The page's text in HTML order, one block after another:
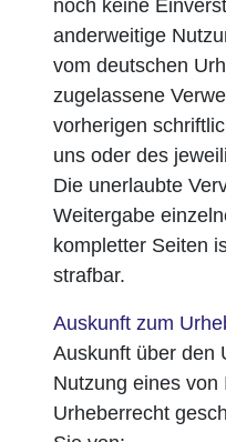
noch keine
anderweitige
vom deutschen
zugelassene
vorherigen
uns oder des
Die unerlaubte
Weitergabe
kompletter Seiten
strafbar.
Auskunft zum
Auskunft über den
Nutzung eines von
Urheberrecht